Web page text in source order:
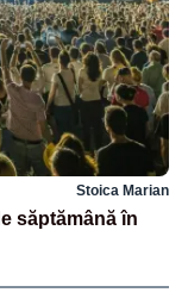
Stoica Marian
săptămână în